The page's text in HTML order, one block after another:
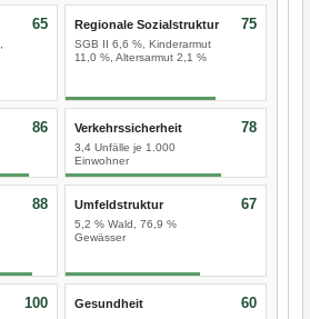
65 Regionale Sozialstruktur
SGB II 6,6 %, Kinderarmut
11,0 %, Altersarmut 2,1 %
75
86 Verkehrssicherheit
3,4 Unfälle je 1.000
Einwohner
78
88 Umfeldstruktur
5,2 % Wald, 76,9 %
Gewässer
67
100 Gesundheit 60